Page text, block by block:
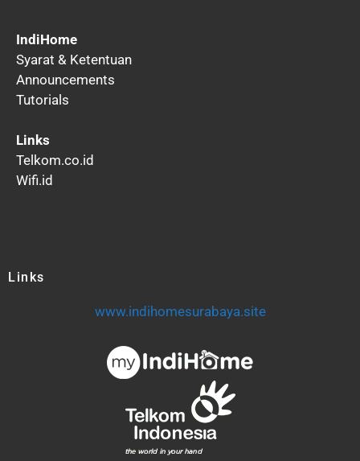
IndiHome
Syarat & Ketentuan
Announcements
Tutorials
Links
Telkom.co.id
Wifi.id
Links
www.indihomesurabaya.site